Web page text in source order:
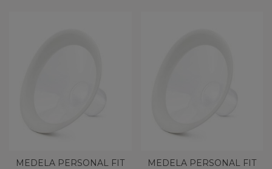
MEDELA PERSONAL FIT
MEDELA PERSONAL FIT